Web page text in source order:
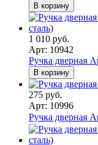
В корзину
1 010 руб.
Арт: 10942
Ручка дверная
В корзину
275 руб.
Арт: 10996
Ручка дверная